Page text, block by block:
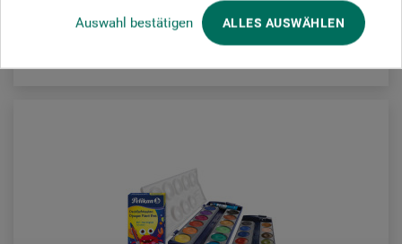
Auswahl bestätigen ALLES AUSWÄHLEN